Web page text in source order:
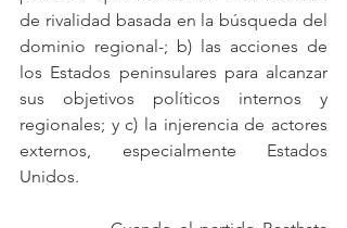
de rivalidad basada en la búsqueda del
dominio regional-; b) las acciones de
los Estados peninsulares para alcanzar
sus objetivos políticos internos y
regionales; y c) la injerencia de actores
externos, especialmente Estados
Unidos.